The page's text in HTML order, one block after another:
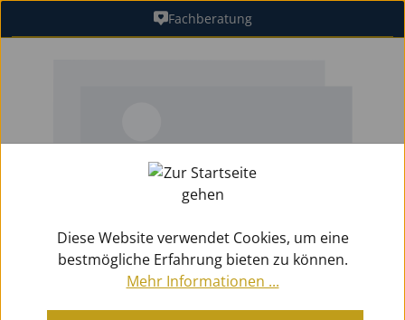
Zum Hauptinhalt springenFachberatung
Diese Website verwendet Cookies, um eine
bestmögliche Erfahrung bieten zu können.
Mehr Informationen ...